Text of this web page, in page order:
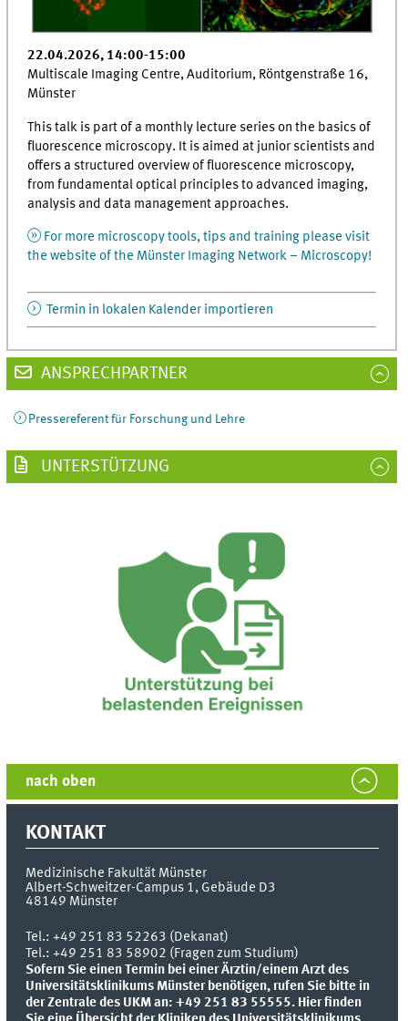
22.04.2026, 14:00-15:00
Multiscale Imaging Centre, Auditorium, Röntgenstraße 16,
Münster
This talk is part of a monthly lecture series on the basics of
fluorescence microscopy. It is aimed at junior scientists and
offers a structured overview of fluorescence microscopy,
from fundamental optical principles to advanced imaging,
analysis and data management approaches.
For more microscopy tools, tips and training please visit
the website of the Münster Imaging Network – Microscopy!
Termin in lokalen Kalender importieren
ANSPRECHPARTNER
Pressereferent für Forschung und Lehre
UNTERSTÜTZUNG
nach oben
KONTAKT
Medizinische Fakultät Münster
Albert-Schweitzer-Campus 1, Gebäude D3
48149 Münster
Tel.:+49 251 83 52263 (Dekanat)
Tel.: +49 251 83 58902 (Fragen zum Studium)
Sofern Sie einen Termin bei einer Ärztin/einem Arzt des
Universitätsklinikums Münster benötigen, rufen Sie bitte in
der Zentrale des UKM an: +49 251 83 55555. Hier finden